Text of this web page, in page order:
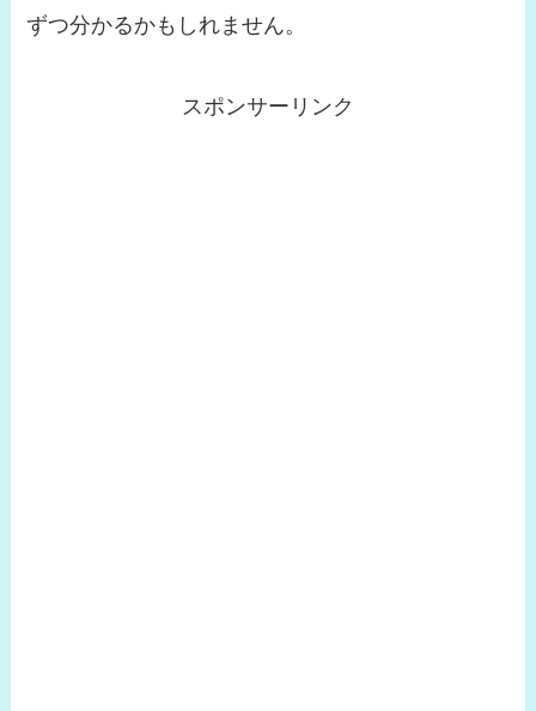
ずつ分かるかもしれません。
スポンサーリンク